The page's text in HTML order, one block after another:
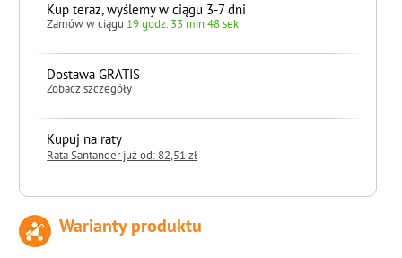
Kup teraz, wyślemy w ciągu 3-7 dni
Zamów w ciągu 19 godz. 33 min 47 sek
Dostawa GRATIS
Zobacz szczegóły
Kupuj na raty
Rata Santander już od: 82,51 zł
do koszyka
Warianty produktu